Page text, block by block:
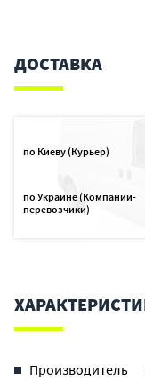
ДОСТАВКА
по Киеву (Курьер)
по Украине (Компании-
перевозчики)
Производитель